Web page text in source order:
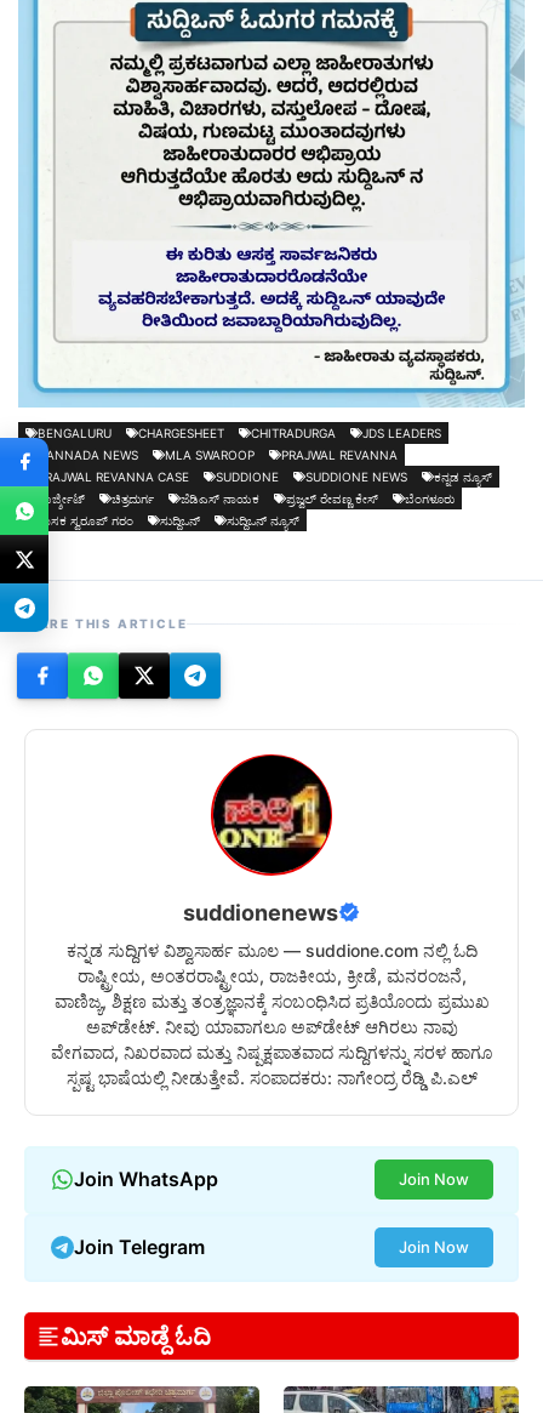
BENGALURU CHARGESHEET CHITRADURGA
JDS LEADERS
KANNADA NEWS
MLA SWAROOP
PRAJWAL REVANNA
PRAJWAL REVANNA CASE
SUDDIONE SUDDIONE NEWS
ಕನ್ನಡ ನ್ಯೂಸ್
ಚಾರ್ಜ್ಶೀಟ್
ಚಿತ್ರದುರ್ಗ ಜೆಡಿಎಸ್ ನಾಯಕ ಪ್ರಜ್ವಲ್ ರೇವಣ್ಣ ಕೇಸ್
ಬೆಂಗಳೂರು
ಶಾಸಕ ಸ್ವರೂಪ್ ಗರಂ
ಸುದ್ದಿಒನ್ ಸುದ್ದಿಒನ್ ನ್ಯೂಸ್
SHARE THIS ARTICLE
suddionenews
ಕನ್ನಡ ಸುದ್ದಿಗಳ ವಿಶ್ವಾಸಾರ್ಹ ಮೂಲ — suddione.com ನಲ್ಲಿ ಓದಿ
ರಾಷ್ಟ್ರೀಯ, ಅಂತರರಾಷ್ಟ್ರೀಯ, ರಾಜಕೀಯ, ಕ್ರೀಡೆ, ಮನರಂಜನೆ,
ವಾಣಿಜ್ಯ, ಶಿಕ್ಷಣ ಮತ್ತು ತಂತ್ರಜ್ಞಾನಕ್ಕೆ ಸಂಬಂಧಿಸಿದ ಪ್ರತಿಯೊಂದು ಪ್ರಮುಖ
ಅಪ್‌ಡೇಟ್. ನೀವು ಯಾವಾಗಲೂ ಅಪ್‌ಡೇಟ್ ಆಗಿರಲು ನಾವು
ವೇಗವಾದ, ನಿಖರವಾದ ಮತ್ತು ನಿಷ್ಪಕ್ಷಪಾತವಾದ ಸುದ್ದಿಗಳನ್ನು ಸರಳ ಹಾಗೂ
ಸ್ಪಷ್ಟ ಭಾಷೆಯಲ್ಲಿ ನೀಡುತ್ತೇವೆ. ಸಂಪಾದಕರು: ನಾಗೇಂದ್ರ ರೆಡ್ಡಿ ಪಿ.ಎಲ್
Join WhatsApp Join Now
Join Telegram Join Now
ಮಿಸ್ ಮಾಡ್ದೆ ಓದಿ